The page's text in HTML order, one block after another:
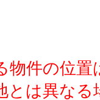
件の位
とは異な